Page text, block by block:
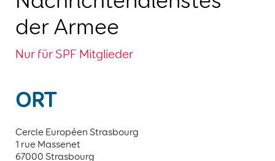
der Armee
Nur für SPF Mitglieder
ORT
Cercle Européen Strasbourg
1 rue Massenet
67000 Strasbourg